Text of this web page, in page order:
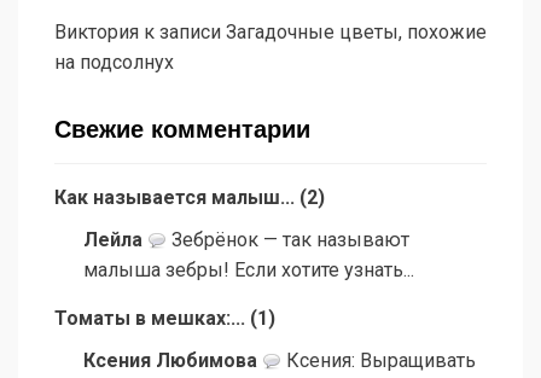
Виктория к записи Загадочные цветы, похожие
на подсолнух
Свежие комментарии
Как называется малыш... (2)
Лейла
Зебрёнок — так называют
малыша зебры! Если хотите узнать...
Томаты в мешках:... (1 )
Ксения Любимова
Ксения: Выращивать